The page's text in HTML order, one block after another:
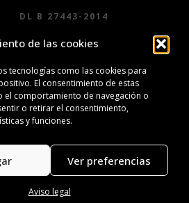
de las cookies
tecnologías como las cookies para
El consentimiento de estas
comportamiento de navegación o
o retirar el consentimiento,
y funciones.
Ver preferencias
Aviso legal
DL B 27443-2014